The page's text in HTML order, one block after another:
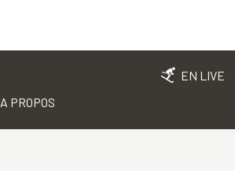
EN LIVE
A PROPOS